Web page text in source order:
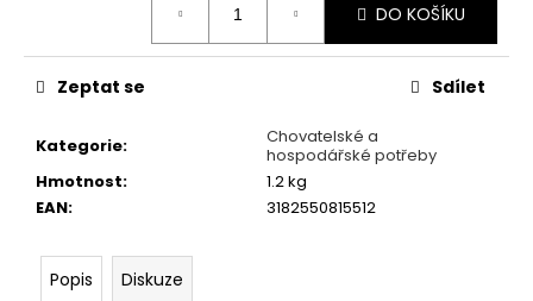
DO KOŠÍKU
Kategorie:
Chovatelské a
hospodářské potřeby
Hmotnost:
1.2 kg
EAN: 3182550815512
Zeptat se Sdílet
Popis Diskuze
e
KOULE
90
G
Kč